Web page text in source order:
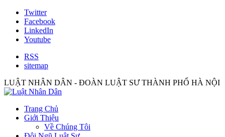
Twitter
Facebook
LinkedIn
Youtube
RSS
sitemap
LUẬT NHÂN DÂN - ĐOÀN LUẬT SƯ THÀNH PHỐ HÀ NỘI
Trang Chủ
Giới Thiệu
Về Chúng Tôi